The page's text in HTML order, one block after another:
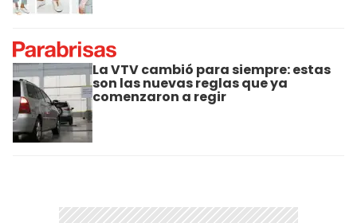
La VTV cambió para siempre: estas
son las nuevas reglas que ya
comenzaron a regir